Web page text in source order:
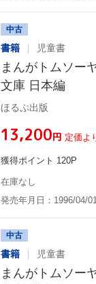
中古
書籍 児童書
まんがトムソー
文庫 日本編
ほるぷ出版
¥13,200円 定価よ
獲得ポイント 120P
在庫なし
発売年月日：1996/04/
中古
書籍 児童書
まんがトムソー